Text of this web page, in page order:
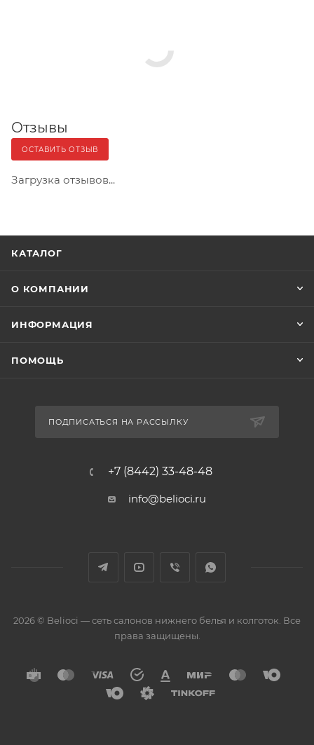
Отзывы
ОСТАВИТЬ ОТЗЫВ
Загрузка отзывов...
КАТАЛОГ
О КОМПАНИИ
ИНФОРМАЦИЯ
ПОМОЩЬ
ПОДПИСАТЬСЯ НА РАССЫЛКУ
+7 (8442) 33-48-48
info@belioci.ru
2026 © Belioci — сеть салонов нижнего белья и колготок. Все
права защищены.